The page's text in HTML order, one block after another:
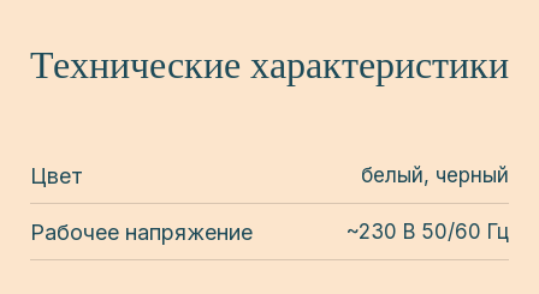
Технические характеристики
Цвет белый, черный
Рабочее напряжение ~230 В 50/60 Гц